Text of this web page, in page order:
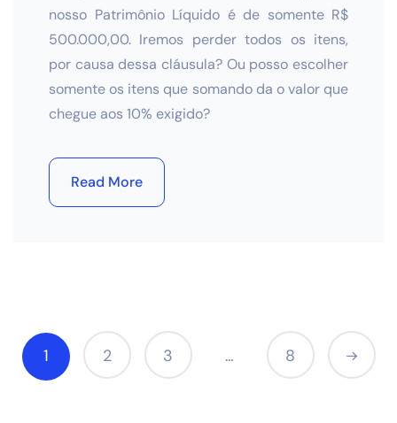
nosso Patrimônio Líquido é de somente R$
500.000,00. Iremos perder todos os itens,
por causa dessa cláusula? Ou posso escolher
somente os itens que somando da o valor que
chegue aos 10% exigido?
Read More
1 2 3 … 8